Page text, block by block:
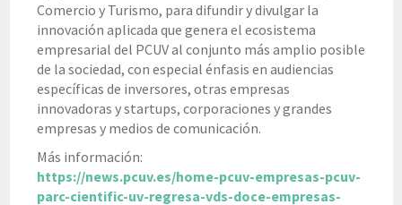
Comercio y Turismo, para difundir y divulgar la
innovación aplicada que genera el ecosistema
empresarial del PCUV al conjunto más amplio posible
de la sociedad, con especial énfasis en audiencias
específicas de inversores, otras empresas
innovadoras y startups, corporaciones y grandes
empresas y medios de comunicación.
Más información:
https://news.pcuv.es/home-pcuv-empresas-pcuv-
parc-cientific-uv-regresa-vds-doce-empresas-